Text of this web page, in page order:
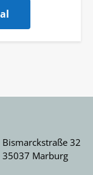
Bismarckstraße 32
35037 Marburg